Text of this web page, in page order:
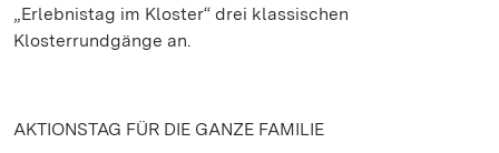
„Erlebnistag im Kloster“ drei klassischen
Klosterrundgänge an.
AKTIONSTAG FÜR DIE GANZE FAMILIE